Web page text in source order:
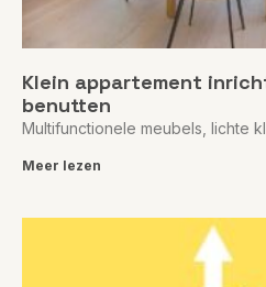
Klein appartement
benutten
Multifunctionele meubels, lichte
Meer lezen